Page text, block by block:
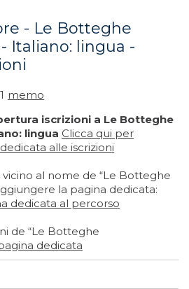
- Le Botteghe
Italiano: lingua -
memo
iscrizioni a Le Botteghe
lingua Clicca qui per
alle iscrizioni
al nome de “Le Botteghe
la pagina dedicata:
dedicata al percorso
de “Le Botteghe
dedicata